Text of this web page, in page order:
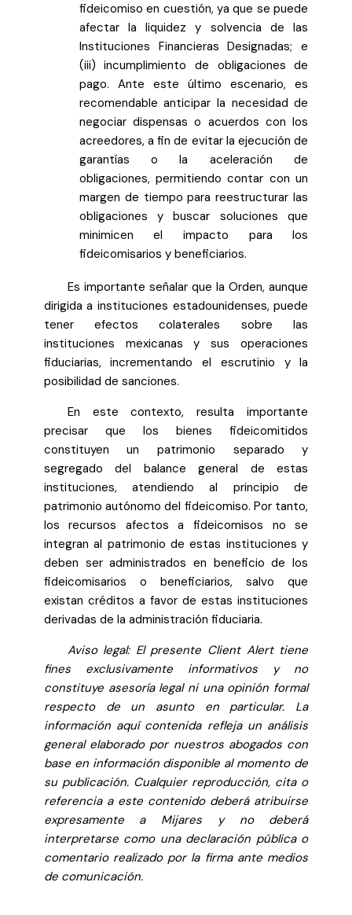
fideicomiso en cuestión, ya que se puede
afectar la liquidez y solvencia de las
Instituciones Financieras Designadas; e
(iii) incumplimiento de obligaciones de
pago. Ante este último escenario, es
recomendable anticipar la necesidad de
negociar dispensas o acuerdos con los
acreedores, a fin de evitar la ejecución de
garantías o la aceleración de
obligaciones, permitiendo contar con un
margen de tiempo para reestructurar las
obligaciones y buscar soluciones que
minimicen el impacto para los
fideicomisarios y beneficiarios.
Es importante señalar que la Orden, aunque
dirigida a instituciones estadounidenses, puede
tener efectos colaterales sobre las
instituciones mexicanas y sus operaciones
fiduciarias, incrementando el escrutinio y la
posibilidad de sanciones.
En este contexto, resulta importante
precisar que los bienes fideicomitidos
constituyen un patrimonio separado y
segregado del balance general de estas
instituciones, atendiendo al principio de
patrimonio autónomo del fideicomiso. Por tanto,
los recursos afectos a fideicomisos no se
integran al patrimonio de estas instituciones y
deben ser administrados en beneficio de los
fideicomisarios o beneficiarios, salvo que
existan créditos a favor de estas instituciones
derivadas de la administración fiduciaria.
Aviso legal: El presente Client Alert tiene
fines exclusivamente informativos y no
constituye asesoría legal ni una opinión formal
respecto de un asunto en particular. La
información aquí contenida refleja un análisis
general elaborado por nuestros abogados con
base en información disponible al momento de
su publicación. Cualquier reproducción, cita o
referencia a este contenido deberá atribuirse
expresamente a Mijares y no deberá
interpretarse como una declaración pública o
comentario realizado por la firma ante medios
de comunicación.